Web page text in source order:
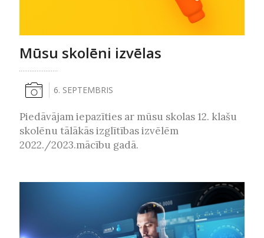
Mūsu skolēni izvēlas
6. SEPTEMBRIS
Piedāvājam iepazīties ar mūsu skolas 12. klašu
skolēnu tālākās izglītības izvēlēm
2022./2023.mācību gadā.